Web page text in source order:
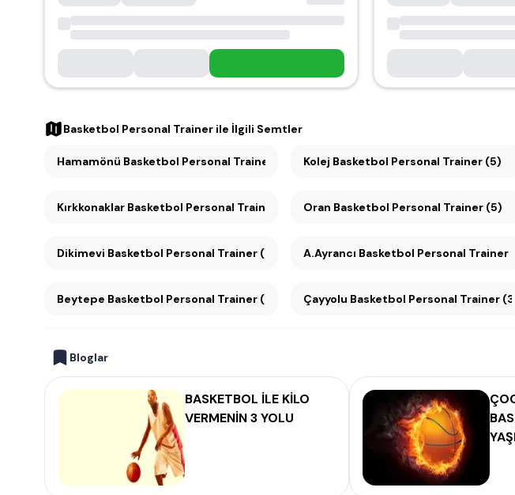
Basketbol Personal Trainer ile İlgili Semtler
Hamamönü Basketbol Personal Trainer (5) Kolej Basketbol Personal Trainer (5)
Kırkkonaklar Basketbol Personal Trainer (5) Oran Basketbol Personal Trainer (5)
Dikimevi Basketbol Personal Trainer (4) A.Ayrancı Basketbol Personal Trainer
Beytepe Basketbol Personal Trainer (3) Çayyolu Basketbol Personal Trainer (3)
Bloglar
BASKETBOL İLE KİLO
VERMENİN 3 YOLU